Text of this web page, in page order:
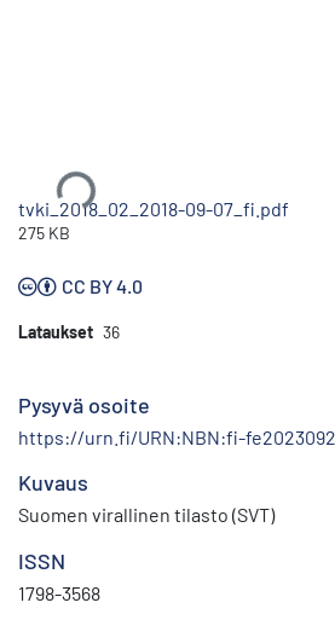
tvki_2018_02_2018-09-07_fi.pdf
275 KB
CC BY 4.0
Lataukset 36
Pysyvä osoite
https://urn.fi/URN:NBN:fi-
Kuvaus
Suomen virallinen tilasto (SVT)
ISSN
1798-3568